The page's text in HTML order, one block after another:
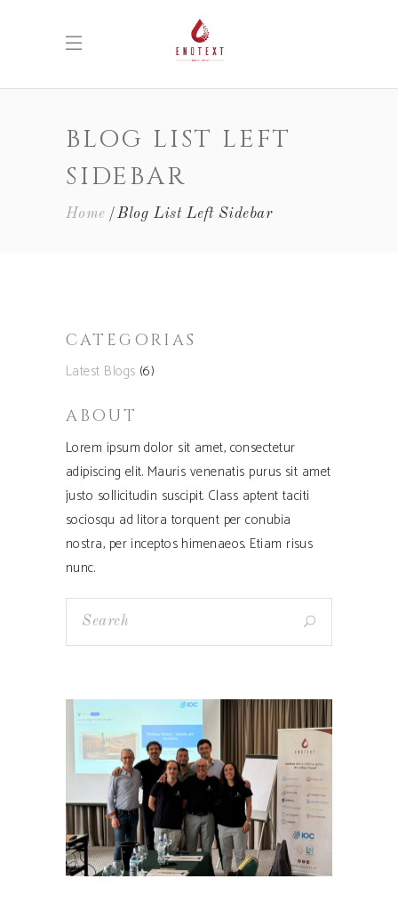
BLOG LIST LEFT
SIDEBAR
Home Blog List Left Sidebar
CATEGORIAS
Latest Blogs (6)
ABOUT
Lorem ipsum dolor sit amet, consectetur
adipiscing elit. Mauris venenatis purus sit amet
justo sollicitudin suscipit. Class aptent taciti
sociosqu ad litora torquent per conubia
nostra, per inceptos himenaeos. Etiam risus
nunc.